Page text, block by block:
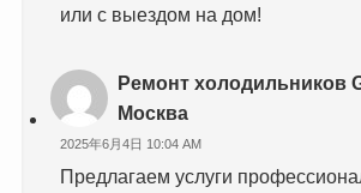
или с выездом на дом!
Ремонт холодильников
Москва
2025年6月4日 10:04 AM
Предлагаем услуги